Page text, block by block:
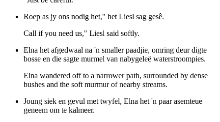
Roep as jy ons nodig het," het Liesl sag gesê.
Call if you need us," Liesl said softly.
Elna het afgedwaal na 'n smaller paadjie, omring deur digte
bosse en die sagte murmel van nabygeleë waterstroompies.
Elna wandered off to a narrower path, surrounded by dense
bushes and the soft murmur of nearby streams.
Joung siek en gevul met twyfel, Elna het 'n paar asemteue
geneem om te kalmeer.